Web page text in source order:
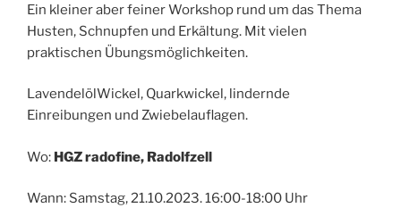
Ein kleiner aber feiner Workshop rund um das Thema
Husten, Schnupfen und Erkältung. Mit vielen
praktischen Übungsmöglichkeiten.
LavendelölWickel, Quarkwickel, lindernde
Einreibungen und Zwiebelauflagen.
Wo: HGZ radofine, Radolfzell
Wann: Samstag, 21.10.2023. 16:00-18:00 Uhr